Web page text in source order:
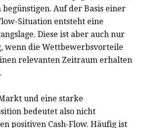
Auf der Basis einer
Situation entsteht eine
Diese ist aber auch nur
wenn die Wettbewerbsvorteile
relevanten Zeitraum erhalten
und eine starke
bedeutet also nicht
positiven Cash-Flow. Häufig ist